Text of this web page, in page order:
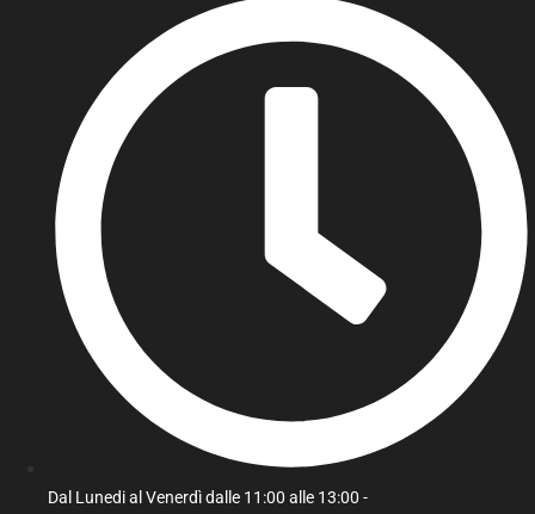
Dal Lunedi al Venerdì dalle 11:00 alle 13:00 -